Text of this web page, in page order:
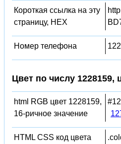
Короткая ссылка на эту
страницу, HEX
Номер телефона
Цвет по числу 1228159,
html RGB цвет 1228159,
16-ричное значение
HTML CSS код цвета